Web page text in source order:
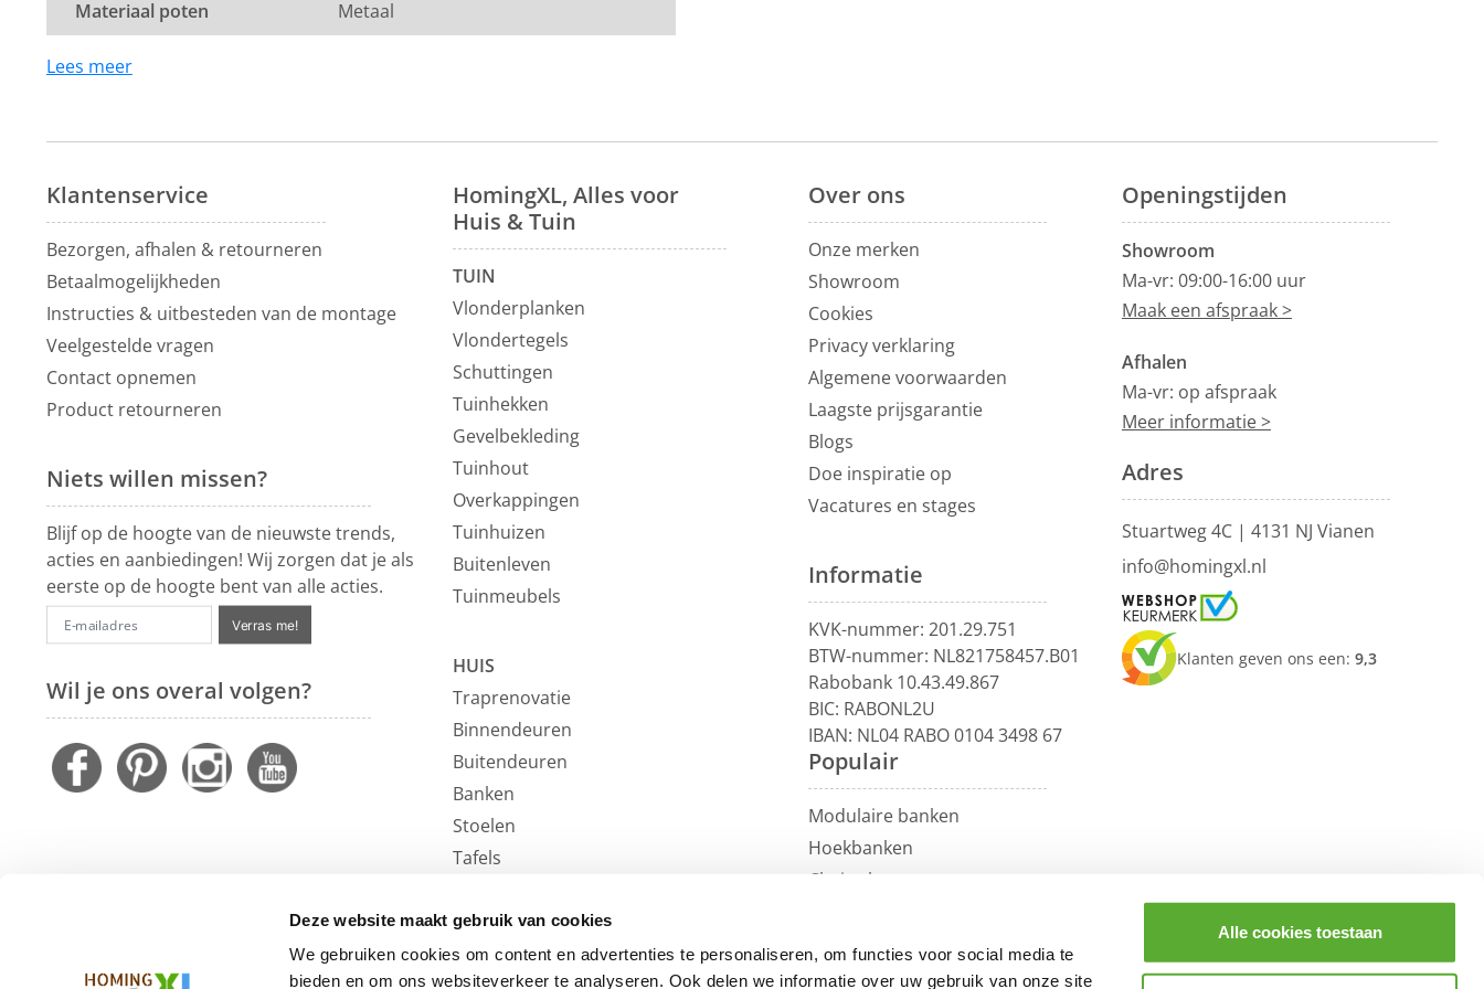
Deze website maakt gebruik van cookies
We gebruiken cookies om content en advertenties te personaliseren, om functies voor social media te
bieden en om ons websiteverkeer te analyseren. Ook delen we informatie over uw gebruik van onze site
Alle cookies toestaan
Montage:
De bank wordt in één pakket geleverd. Enkel de poten dienen gemonteerd
inspiratie kun je ook terecht in onze
van 1200m² in Vianen, 10
Materiaal poten
Metaal
Lees meer
Klantenservice
Bezorgen, afhalen & retourneren
Betaalmogelijkheden
Instructies & uitbesteden van de montage
Veelgestelde vragen
Contact opnemen
Product retourneren
Niets willen missen?
Blijf op de hoogte van de nieuwste trends,
acties en aanbiedingen! Wij zorgen dat je als
eerste op de hoogte bent van alle acties.
Verras me!
Wil je ons overal volgen?
HomingXL, Alles voor
Huis & Tuin
TUIN
Vlonderplanken
Vlondertegels
Schuttingen
Tuinhekken
Gevelbekleding
Tuinhout
Overkappingen
Tuinhuizen
Buitenleven
Tuinmeubels
HUIS
Traprenovatie
Binnendeuren
Buitendeuren
Banken
Stoelen
Tafels
Vloeren
Outlet
Over ons
Onze merken
Showroom
Cookies
Privacy verklaring
Algemene voorwaarden
Laagste prijsgarantie
Blogs
Doe inspiratie op
Vacatures en stages
Informatie
KVK-nummer: 201.29.751
BTW-nummer: NL821758457.B01
Rabobank 10.43.49.867
BIC: RABONL2U
IBAN: NL04 RABO 0104 3498 67
Populair
Modulaire banken
Hoekbanken
Chaise longue
Loungebanken
Rechte banken
Openingstijden
Showroom
Ma-vr: 09:00-16:00 uur
Maak een afspraak >
Afhalen
Ma-vr: op afspraak
Meer informatie >
Adres
Stuartweg 4C | 4131 NJ Vianen
info@homingxl.nl
Klanten geven ons een: 9,3